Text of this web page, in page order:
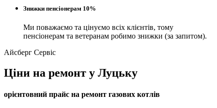
Знижки пенсіонерам 10%
Ми поважаємо та цінуємо всіх клієнтів, тому
пенсіонерам та ветеранам робимо знижки (за запитом).
Айсберг Сервіс
Ціни на ремонт у Луцьку
орієнтовний прайс на ремонт газових котлів